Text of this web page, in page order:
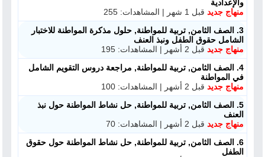
والإعدادية
منهاج جديد قبل 1 شهر | المشاهدات: 255
3. الصف الثامن, تربية للمواطنة, حلول مذكرة المواطنة للاختبار
الشامل حقوق الطفل ونبذ العنف
منهاج جديد قبل 2 أشهر | المشاهدات: 195
4. الصف الثامن, تربية للمواطنة, مراجعة دروس التقويم الشامل
في المواطنة
منهاج جديد قبل 2 أشهر | المشاهدات: 100
5. الصف الثامن, تربية للمواطنة, حل نشاط المواطنة حول نبذ
العنف
منهاج جديد قبل 2 أشهر | المشاهدات: 70
6. الصف الثامن, تربية للمواطنة, حل نشاط المواطنة حول حقوق
الطفل